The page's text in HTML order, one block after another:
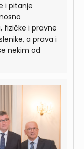
i pitanje
fizičke i pravne
a prava i
nekim od